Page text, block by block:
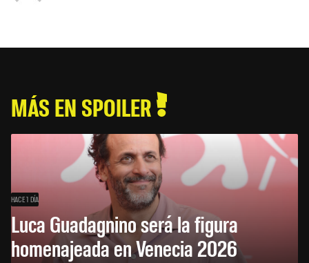
MÁS EN SPOILER
HACE 1 DÍA
Luca Guadagnino será la figura
homenajeada en Venecia 2026